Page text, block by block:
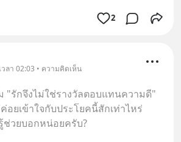
2
วลา 02:03 • ความคิดเห็น
"รักจึงไม่ใช่รางวัลตอบแทนความดี"
อยเข้าใจกับประโยคนี้สักเท่าไหร่
ช่วยบอกหน่อยครับ?